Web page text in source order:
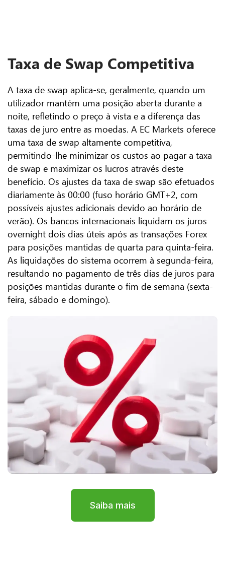
Taxa de Swap Competitiva
A taxa de swap aplica-se, geralmente, quando um
utilizador mantém uma posição aberta durante a
noite, refletindo o preço à vista e a diferença das
taxas de juro entre as moedas. A EC Markets oferece
uma taxa de swap altamente competitiva,
permitindo-lhe minimizar os custos ao pagar a taxa
de swap e maximizar os lucros através deste
benefício. Os ajustes da taxa de swap são efetuados
diariamente às 00:00 (fuso horário GMT+2, com
possíveis ajustes adicionais devido ao horário de
verão). Os bancos internacionais liquidam os juros
overnight dois dias úteis após as transações Forex
para posições mantidas de quarta para quinta-feira.
As liquidações do sistema ocorrem à segunda-feira,
resultando no pagamento de três dias de juros para
posições mantidas durante o fim de semana (sexta-
feira, sábado e domingo).
Saiba mais